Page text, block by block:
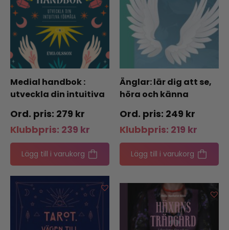
Medial handbok :
utveckla din intuitiva
279 kr
Klubbpris: 239 kr
Lägg till i varukorg
Änglar: lär dig att se,
höra och känna
249 kr
Klubbpris: 219 kr
Lägg till i varukorg